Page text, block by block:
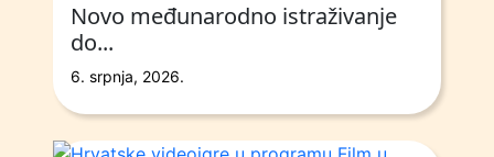
Novo međunarodno istraživanje
do...
6. srpnja, 2026.